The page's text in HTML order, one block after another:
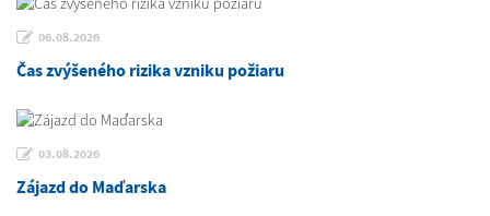
06.08.2026
Čas zvýšeného rizika vzniku požiaru
03.08.2026
Zájazd do Maďarska